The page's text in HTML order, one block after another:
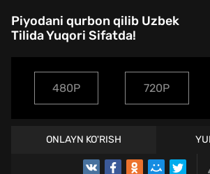
Piyodani qurbon qilib Uzbek
Tilida Yuqori Sifatda!
480P 720P
ONLAYN KO'RISH
TREYLER